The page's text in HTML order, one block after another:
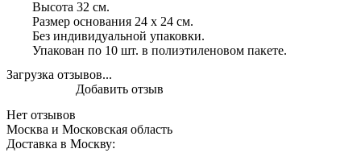
Высота 32 см.
Размер основания 24 х 24 см.
Без индивидуальной упаковки.
Упакован по 10 шт. в полиэтиленовом пакете.
Загрузка отзывов...
Нет отзывов
Добавить отзыв
Москва и Московская область
Доставка в Москву: